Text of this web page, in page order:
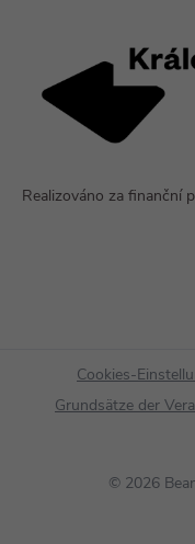
Realizováno za finanční
© 2026
Cookies-
Grundsätze der